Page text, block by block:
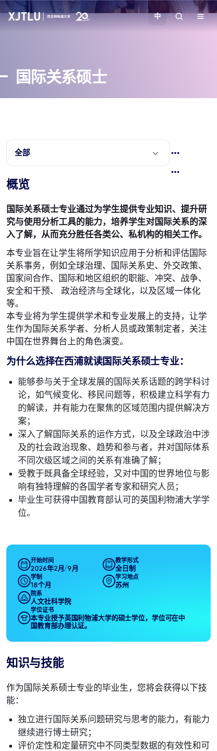
招生
学院
校园生活
中
国际关系硕士
全部
概览
国际关系硕士专业通过为学生提供专业知识、提升研
究与使用分析工具的能力，培养学生对国际关系的深
入了解，从而充分胜任各类公、私机构的相关工作。
本专业旨在让学生将所学知识应用于分析和评估国际
关系事务，例如全球治理、国际关系史、外交政策、
国家间合作、国际和地区组织的职能、冲突、战争、
安全和干预、 政治经济与全球化，以及区域一体化
等。
本专业将为学生提供学术和专业发展上的支持，让学
生作为国际关系学者、分析人员或政策制定者，关注
中国在世界舞台上的角色演变。
为什么选择在西浦就读国际关系硕士专业：
能够参与关于全球发展的国际关系话题的跨学科讨
论，如气候变化、移民问题等，积极建立科学有力
的解读，并有能力在聚焦的区域范围内提供解决方
案；
深入了解国际关系的运作方式，以及全球政治中涉
及的社会政治现象、趋势和参与者，并对国际体系
不同次级区域之间的关系有准确了解；
受教于既具备全球经验，又对中国的世界地位与影
响有独特理解的各国学者专家和研究人员；
毕业生可获得中国教育部认可的英国利物浦大学学
位。
开始时间
2026年2月/9月
教学形式
全日制
学制
18个月
学习地点
苏州
院系
人文社科学院
学位证书
本专业授予英国利物浦大学的硕士学位，学位可在中
国教育部办理认证。
知识与技能
作为国际关系硕士专业的毕业生，您将会获得以下技
能：
独立进行国际关系问题研究与思考的能力，有能力
继续进行博士研究；
评价定性和定量研究中不同类型数据的有效性和可